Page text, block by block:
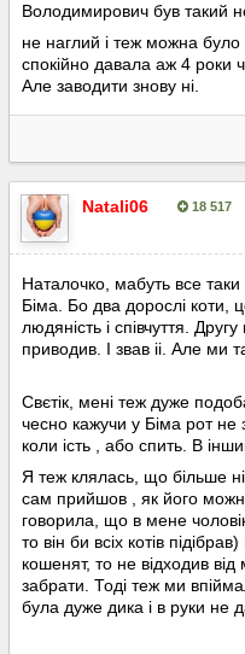
Володимирович був такий
не наглий і теж можна було
спокійно давала аж 4 роки
Але заводити знову ні.
Natali06 18 517
Наталочко, мабуть все
Біма. Бо два дорослі коти,
людяність і співчуття.
приводив. І звав іі. Але ми
Свєтік, мені теж дуже
чесно кажучи у Біма рот не
коли ість , або спить. В
Я теж клялась, що більше
сам прийшов , як його
говорила, що в мене
то він би всіх котів
кошенят, то не відходив
забрати. Тоді теж ми
була дуже дика і в руки не